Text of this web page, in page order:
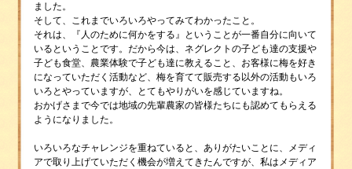
ました。
そして、これまでいろいろやってみてわかったこと。
それは、『人のために何かをする』ということが一番自分に向いて
いるということです。だから今は、ネグレクトの子ども達の支援や
子ども食堂、農業体験で子ども達に教えること、お客様に梅を好き
になっていただく活動など、梅を育てて販売する以外の活動もいろ
いろとやっていますが、とてもやりがいを感じていますね。
おかげさまで今では地域の先輩農家の皆様たちにも認めてもらえる
ようになりました。
いろいろなチャレンジを重ねていると、ありがたいことに、メディ
アで取り上げていただく機会が増えてきたんですが、私はメディア